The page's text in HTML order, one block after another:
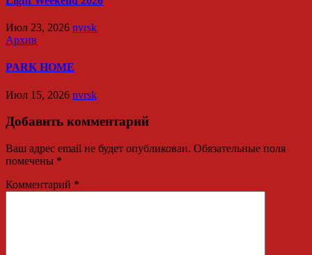
Июл 23, 2026 nvrsk
Архив
PARK HOME
Июл 15, 2026 nvrsk
Добавить комментарий
Ваш адрес email не будет опубликован. Обязательные поля
помечены *
Комментарий *